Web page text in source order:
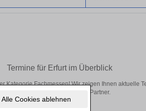
Alle Cookies ablehnen
Termine für Erfurt im Überblick
Kategorie Fachmessen! Wir zeigen Ihnen aktuelle
Online-Kartenverkauf unserer Partner.